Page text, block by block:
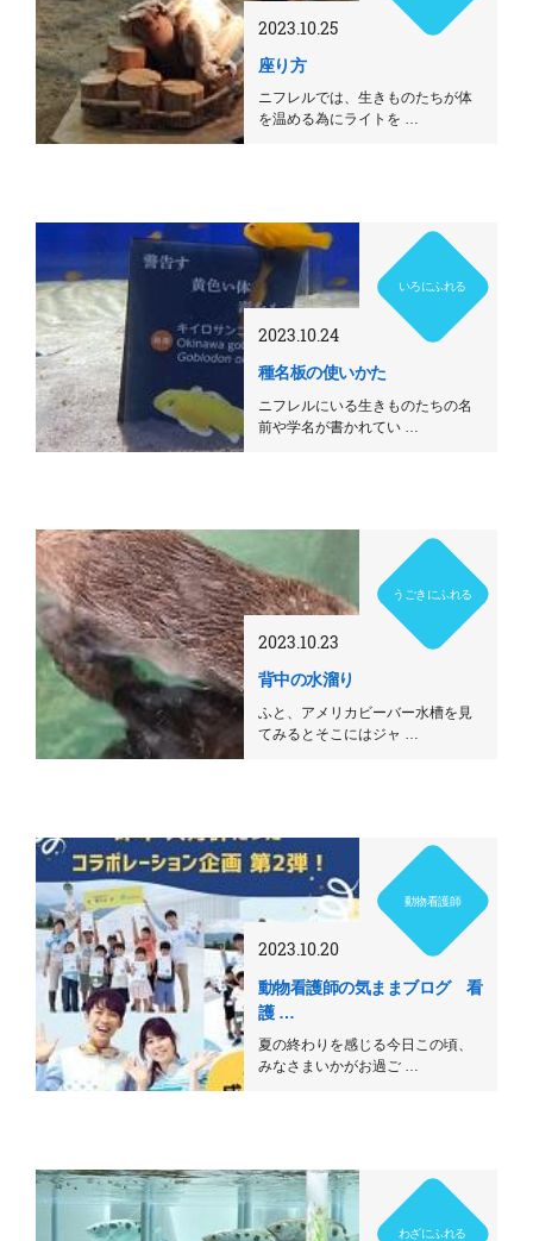
2023.10.25
座り方
ニフレルでは、生きものたちが体
を温める為にライトを …
いろにふれる
2023.10.24
種名板の使いかた
ニフレルにいる生きものたちの名
前や学名が書かれてい …
うごきにふれる
2023.10.23
背中の水溜り
ふと、アメリカビーバー水槽を見
てみるとそこにはジャ …
動物看護師
2023.10.20
動物看護師の気ままブログ 看
護 …
夏の終わりを感じる今日この頃、
みなさまいかがお過ご …
わざにふれる